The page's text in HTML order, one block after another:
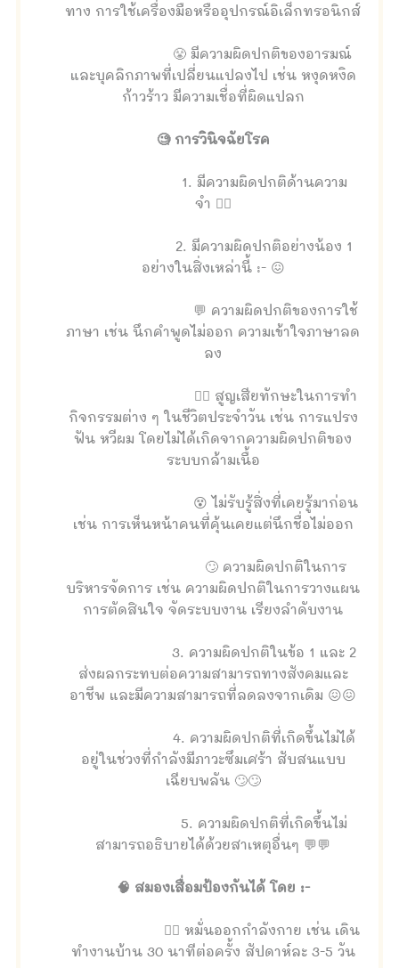
ทาง การใช้เครื่องมือหรืออุปกรณ์อิเล็กทรอนิกส์
😤 มีความผิดปกติของอารมณ์
และบุคลิกภาพที่เปลี่ยนแปลงไป เช่น หงุดหงิด
ก้าวร้าว มีความเชื่อที่ผิดแปลก
🧐 การวินิจฉัยโรค
1. มีความผิดปกติด้านความ
จำ 🤦‍♀️
2. มีความผิดปกติอย่างน้อง 1
อย่างในสิ่งเหล่านี้ :- 😖
💬 ความผิดปกติของการใช้
ภาษา เช่น นึกคำพูดไม่ออก ความเข้าใจภาษาลด
ลง
🚶‍♀️ สูญเสียทักษะในการทำ
กิจกรรมต่าง ๆ ในชีวิตประจำวัน เช่น การแปรง
ฟัน หวีผม โดยไม่ได้เกิดจากความผิดปกติของ
ระบบกล้ามเนื้อ
😵 ไม่รับรู้สิ่งที่เคยรู้มาก่อน
เช่น การเห็นหน้าคนที่คุ้นเคยแต่นึกชื่อไม่ออก
🙄 ความผิดปกติในการ
บริหารจัดการ เช่น ความผิดปกติในการวางแผน
การตัดสินใจ จัดระบบงาน เรียงลำดับงาน
3. ความผิดปกติในข้อ 1 และ 2
ส่งผลกระทบต่อความสามารถทางสังคมและ
อาชีพ และมีความสามารถที่ลดลงจากเดิม 😖😖
4. ความผิดปกติที่เกิดขึ้นไม่ได้
อยู่ในช่วงที่กำลังมีภาวะซึมเศร้า สับสนแบบ
เฉียบพลัน 🙄🙄
5. ความผิดปกติที่เกิดขึ้นไม่
สามารถอธิบายได้ด้วยสาเหตุอื่นๆ 💬💬
🧠 สมองเสื่อมป้องกันได้ โดย :-
🤾‍♀️ หมั่นออกกำลังกาย เช่น เดิน
ทำงานบ้าน 30 นาทีต่อครั้ง สัปดาห์ละ 3-5 วัน